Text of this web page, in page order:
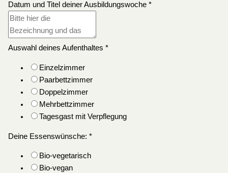
Datum und Titel deiner Ausbildungswoche *
Auswahl deines Aufenthaltes *
Einzelzimmer
Paarbettzimmer
Doppelzimmer
Mehrbettzimmer
Tagesgast mit Verpflegung
Deine Essenswünsche: *
Bio-vegetarisch
Bio-vegan